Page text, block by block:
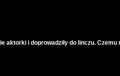
aktorki i doprowadziły do linczu.